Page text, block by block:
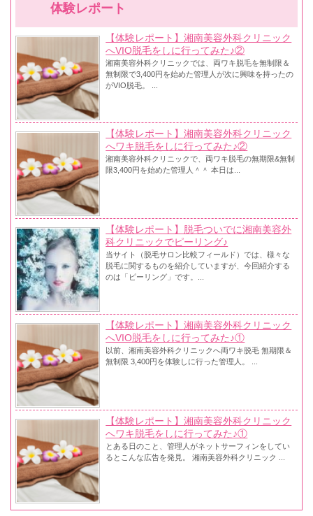
体験レポート
【体験レポート】湘南美容外科クリニック
へVIO脱毛をしに行ってみた♪②
湘南美容外科クリニックでは、両ワキ脱毛を無制限＆
無制限で3,400円を始めた管理人が次に興味を持ったの
がVIO脱毛。 ...
【体験レポート】湘南美容外科クリニック
へワキ脱毛をしに行ってみた♪②
湘南美容外科クリニックで、両ワキ脱毛の無期限&無制
限3,400円を始めた管理人＾＾ 本日は...
【体験レポート】脱毛ついでに湘南美容外
科クリニックでピーリング♪
当サイト（脱毛サロン比較フィールド）では、様々な
脱毛に関するものを紹介していますが、今回紹介する
のは「ピーリング」です。...
【体験レポート】湘南美容外科クリニック
へVIO脱毛をしに行ってみた♪①
以前、湘南美容外科クリニックへ両ワキ脱毛 無期限＆
無制限 3,400円を体験しに行った管理人。 ...
【体験レポート】湘南美容外科クリニック
へワキ脱毛をしに行ってみた♪①
とある日のこと、管理人がネットサーフィンをしてい
るとこんな広告を発見。 湘南美容外科クリニック ...